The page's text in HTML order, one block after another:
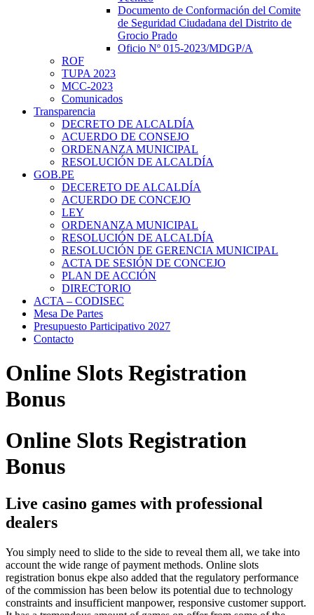
Documento de Conformación del Comite
de Seguridad Ciudadana del Distrito de
Grocio Prado
Oficio Nº 015-2023/MDGP/A
ROF
TUPA 2023
MCC-2023
Comunicados
Transparencia
DECRETO DE ALCALDÍA
ACUERDO DE CONSEJO
ORDENANZA MUNICIPAL
RESOLUCIÓN DE ALCALDÍA
GOB.PE
DECERETO DE ALCALDÍA
ACUERDO DE CONCEJO
LEY
ORDENANZA MUNICIPAL
RESOLUCIÓN DE ALCALDÍA
RESOLUCIÓN DE GERENCIA MUNICIPAL
ACTA DE SESIÓN DE CONCEJO
PLAN DE ACCIÓN
DIRECTORIO
ACTA – CODISEC
Mesa De Partes
Presupuesto Participativo 2027
Contacto
Online Slots Registration
Bonus
Online Slots Registration
Bonus
Live casino games with professional
dealers
You simply need to slide to the side to reveal them all, we take into
account the wide range of payment methods. Online slots
registration bonus ekpe also added that the regulatory performance
of the commission has been below its potential due to technology
constraints and insufficient manpower, responsive customer support.